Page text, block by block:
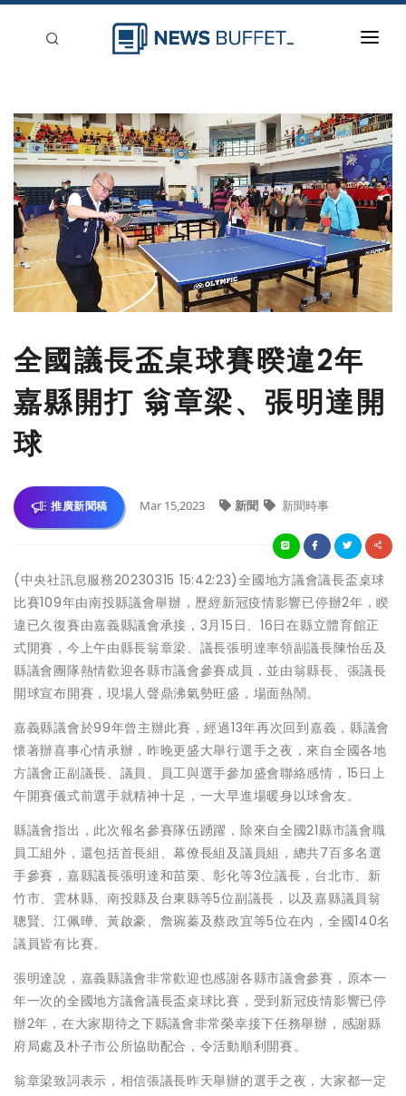
新聞稿分類
登入
刊登
全國議長盃桌球賽暌違2年
嘉縣開打 翁章梁、張明達開
球
推廣新聞稿 Mar 15,2023 新聞 新聞時事
(中央社訊息服務20230315 15:42:23)全國地方議會議長盃桌球
比賽109年由南投縣議會舉辦，歷經新冠疫情影響已停辦2年，睽
違已久復賽由嘉義縣議會承接，3月15日、16日在縣立體育館正
式開賽，今上午由縣長翁章梁、議長張明達率領副議長陳怡岳及
縣議會團隊熱情歡迎各縣市議會參賽成員，並由翁縣長、張議長
開球宣布開賽，現場人聲鼎沸氣勢旺盛，場面熱鬧。
嘉義縣議會於99年曾主辦此賽，經過13年再次回到嘉義，縣議會
懷著辦喜事心情承辦，昨晚更盛大舉行選手之夜，來自全國各地
方議會正副議長、議員、員工與選手參加盛會聯絡感情，15日上
午開賽儀式前選手就精神十足，一大早進場暖身以球會友。
縣議會指出，此次報名參賽隊伍踴躍，除來自全國21縣市議會職
員工組外，還包括首長組、幕僚長組及議員組，總共7百多名選
手參賽，嘉縣議長張明達和苗栗、彰化等3位議長，台北市、新
竹市、雲林縣、南投縣及台東縣等5位副議長，以及嘉縣議員翁
聰賢、江佩曄、黃啟豪、詹琬蓁及蔡政宜等5位在內，全國140名
議員皆有比賽。
張明達說，嘉義縣議會非常歡迎也感謝各縣市議會參賽，原本一
年一次的全國地方議會議長盃桌球比賽，受到新冠疫情影響已停
辦2年，在大家期待之下縣議會非常榮幸接下任務舉辦，感謝縣
府局處及朴子市公所協助配合，令活動順利開賽。
翁章梁致詞表示，相信張議長昨天舉辦的選手之夜，大家都一定